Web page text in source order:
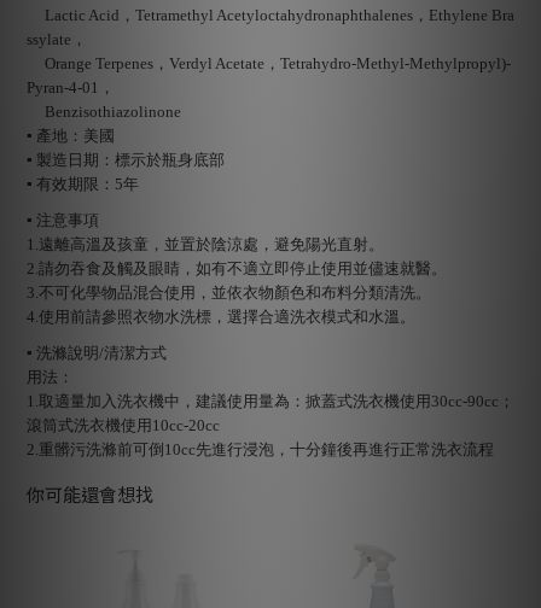
Lactic Acid，Tetramethyl Acetyloctahydronaphthalenes，Ethylene Bra
ssylate，
Orange Terpenes，Verdyl Acetate，Tetrahydro-Methyl-Methylpropyl)-
Pyran-4-01，
Benzisothiazolinone
▪ 產地：美國
▪ 製造日期：標示於瓶身底部
▪ 有效期限：5年
▪ 注意事項
1.遠離高溫及孩童，並置於陰涼處，避免陽光直射。
2.請勿吞食及觸及眼睛，如有不適立即停止使用並儘速就醫。
3.不可化學物品混合使用，並依衣物顏色和布料分類清洗。
4.使用前請參照衣物水洗標，選擇合適洗衣模式和水溫。
▪ 洗滌說明/清潔方式
用法：
1.取適量加入洗衣機中，建議使用量為：掀蓋式洗衣機使用30cc-90cc；
滾筒式洗衣機使用10cc-20cc
2.重髒污洗滌前可倒10cc先進行浸泡，十分鐘後再進行正常洗衣流程
你可能還會想找